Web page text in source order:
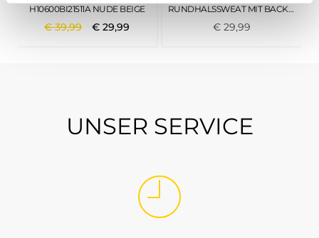
H10600BI21511A NUDE BEIGE
€39,99 €29,99
RUNDHALSSWEAT MIT BACKPRINT FIRE BRICK RED
€29,99
UNSER SERVICE